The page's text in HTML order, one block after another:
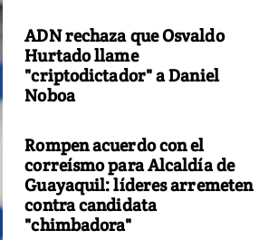
ADN rechaza que Osvaldo
Hurtado llame
"criptodictador" a Daniel
Noboa
Rompen acuerdo con el
correísmo para Alcaldía de
Guayaquil: líderes arremeten
contra candidata
"chimbadora"